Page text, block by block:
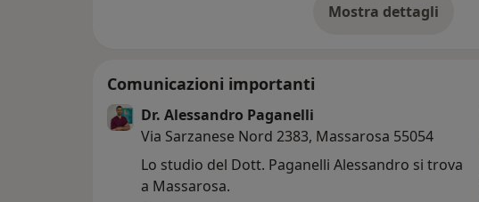
Mostra dettagli
sull'esperienza
Comunicazioni importanti
Dr. Alessandro Paganelli
Via Sarzanese Nord 2383, Massarosa 55054
Lo studio del Dott. Paganelli Alessandro si trova
a Massarosa.